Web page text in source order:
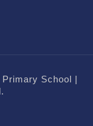
School |